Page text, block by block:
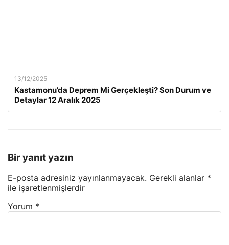
13/12/2025
Kastamonu’da Deprem Mi Gerçekleşti? Son Durum ve
Detaylar 12 Aralık 2025
Bir yanıt yazın
E-posta adresiniz yayınlanmayacak. Gerekli alanlar *
ile işaretlenmişlerdir
Yorum *